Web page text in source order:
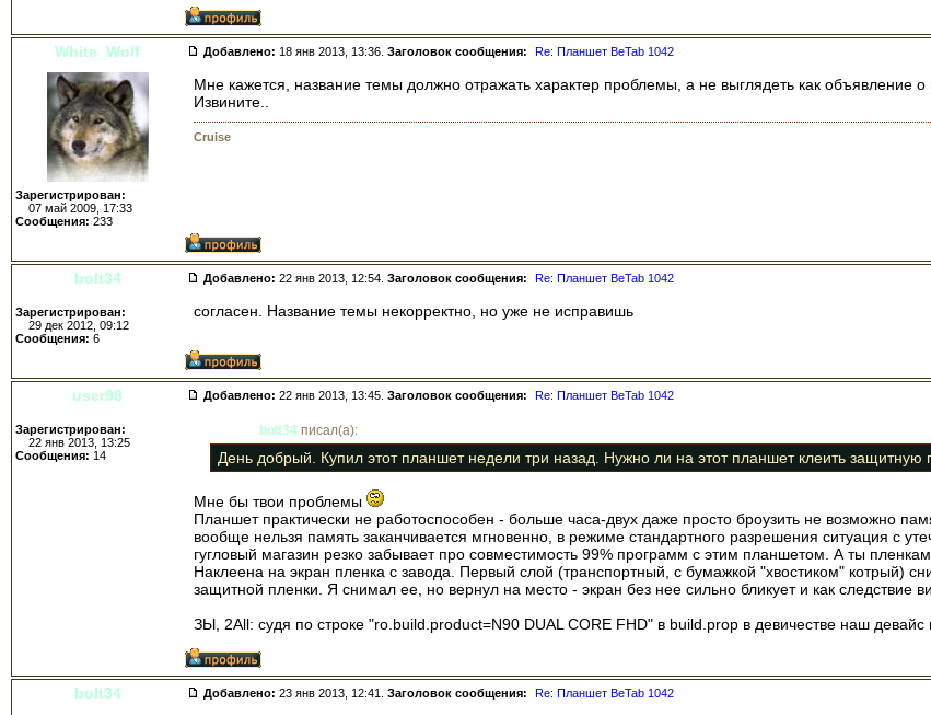
White_Wolf Добавлено: 18 янв 2013, 13:36. Заголовок сообщения: Re: Планшет BeTab 1042
Зарегистрирован:
07 май 2009, 17:33
Сообщения: 233
Мне кажется, название темы должно отражать характер проблемы, а не выглядеть как объявление о
Извините..
Cruise
bolt34 Добавлено: 22 янв 2013, 12:54. Заголовок сообщения: Re: Планшет BeTab 1042
Зарегистрирован:
29 дек 2012, 09:12
Сообщения: 6
согласен. Название темы некорректно, но уже не исправишь
user98 Добавлено: 22 янв 2013, 13:45. Заголовок сообщения: Re: Планшет BeTab 1042
Зарегистрирован:
22 янв 2013, 13:25
Сообщения: 14
bolt34 писал(а):
День добрый. Купил этот планшет недели три назад. Нужно ли на этот планшет клеить защитную
Мне бы твои проблемы
Планшет практически не работоспособен - больше часа-двух даже просто броузить не возможно
вообще нельзя память заканчивается мгновенно, в режиме стандартного разрешения ситуация с
гугловый магазин резко забывает про совместимость 99% программ с этим планшетом. А ты
Наклеена на экран пленка с завода. Первый слой (транспортный, с бумажкой "хвостиком" котрый)
защитной пленки. Я снимал ее, но вернул на место - экран без нее сильно бликует и как следствие
ЗЫ, 2All: судя по строке "ro.build.product=N90 DUAL CORE FHD" в build.prop в девичестве наш девайс
bolt34 Добавлено: 23 янв 2013, 12:41. Заголовок сообщения: Re: Планшет BeTab 1042